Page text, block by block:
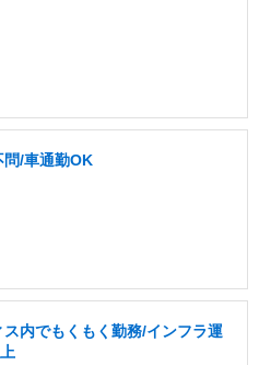
問/車通勤OK
内でもくもく勤務/インフラ運